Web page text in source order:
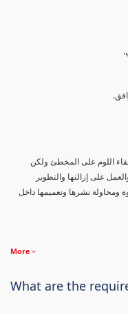
اللوم على المخطئ ولكن
على إزالتها والتطوير
ومحاولة نشرها وتعميمها داخل
More
What are the